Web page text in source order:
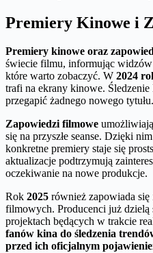
Premiery Kinowe i
Premiery kinowe oraz
świecie filmu, informując
które warto zobaczyć. W 2024
trafi na ekrany kinowe.
przegapić żadnego nowego tytułu.
Zapowiedzi filmowe
się na przyszłe seanse. Dzięki
konkretne premiery staje się
aktualizacje podtrzymują
oczekiwanie na nowe produkcje.
Rok 2025 również zapowiada
filmowych. Producenci już dzielą
projektach będących w trakcie
fanów kina do śledzenia
przed ich oficjalnym